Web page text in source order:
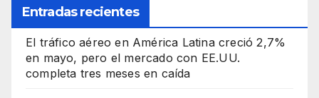
Entradas recientes
El tráfico aéreo en América Latina creció 2,7%
en mayo, pero el mercado con EE.UU.
completa tres meses en caída